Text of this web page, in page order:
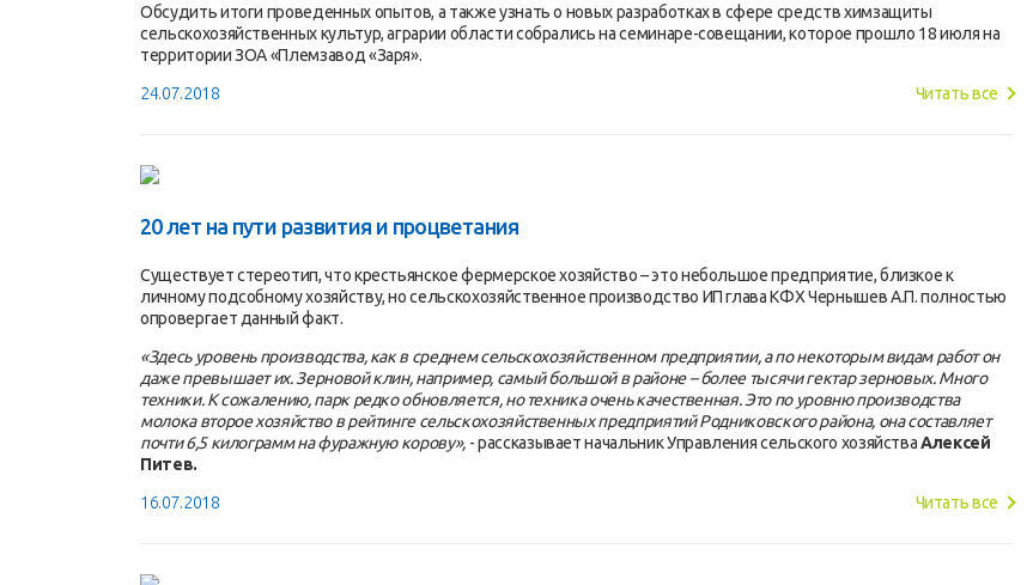
Обсудить итоги проведенных опытов, а также узнать о новых разработках в сфере средств химзащиты
сельскохозяйственных культур, аграрии области собрались на семинаре-совещании, которое прошло 18 июля на
территории ЗОА «Племзавод «Заря».
24.07.2018
Читать все
20 лет на пути развития и процветания
Существует стереотип, что крестьянское фермерское хозяйство – это небольшое предприятие, близкое к
личному подсобному хозяйству, но сельскохозяйственное производство ИП глава КФХ Чернышев А.П. полностью
опровергает данный факт.
«Здесь уровень производства, как в среднем сельскохозяйственном предприятии, а по некоторым видам работ он
даже превышает их. Зерновой клин, например, самый большой в районе – более тысячи гектар зерновых. Много
техники. К сожалению, парк редко обновляется, но техника очень качественная. Это по уровню производства
молока второе хозяйство в рейтинге сельскохозяйственных предприятий Родниковского района, она составляет
почти 6,5 килограмм на фуражную корову», - рассказывает начальник Управления сельского хозяйстваАлексей
Питев.
16.07.2018
Читать все